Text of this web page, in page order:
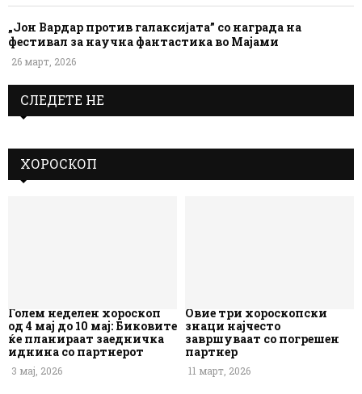
„Јон Вардар против галаксијата” со награда на
фестивал за научна фантастика во Мајами
26 март, 2026
СЛЕДЕТЕ НЕ
ХОРОСКОП
Голем неделен хороскоп
од 4 мај до 10 мај: Биковите
ќе планираат заедничка
иднина со партнерот
3 мај, 2026
Овие три хороскопски
знаци најчесто
завршуваат со погрешен
партнер
11 март, 2026